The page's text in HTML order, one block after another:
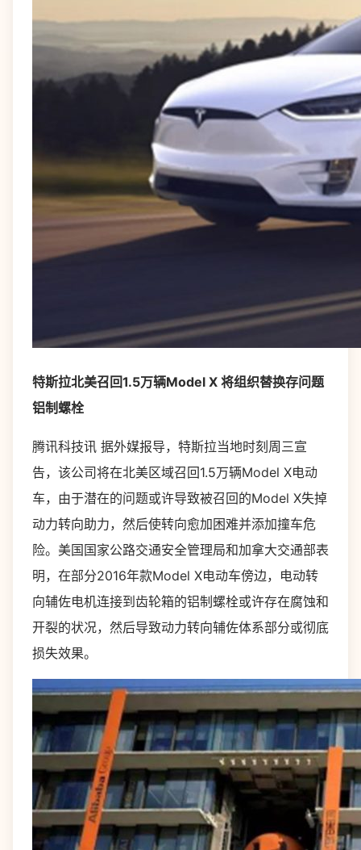
特斯拉北美召回1.5万辆Model X 将组织替换存问题
铝制螺栓
腾讯科技讯 据外媒报导，特斯拉当地时刻周三宣
告，该公司将在北美区域召回1.5万辆Model X电动
车，由于潜在的问题或许导致被召回的Model X失掉
动力转向助力，然后使转向愈加困难并添加撞车危
险。美国国家公路交通安全管理局和加拿大交通部表
明，在部分2016年款Model X电动车傍边，电动转
向辅佐电机连接到齿轮箱的铝制螺栓或许存在腐蚀和
开裂的状况，然后导致动力转向辅佐体系部分或彻底
损失效果。